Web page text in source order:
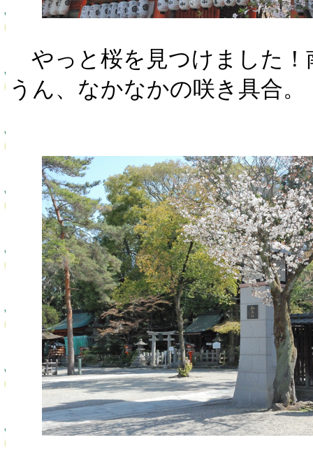
やっと桜を見つけました！
うん、なかなかの咲き具合。